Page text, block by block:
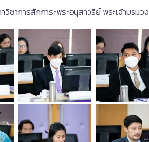
ชาการสักการะพระอนุสาวรีย์ พระเจ้าบรม